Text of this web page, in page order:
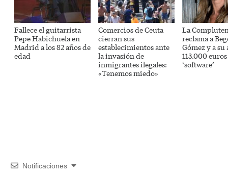
Fallece el guitarrista
Pepe Habichuela en
Madrid a los 82 años de
edad
Comercios de Ceuta
cierran sus
establecimientos ante
la invasión de
inmigrantes ilegales:
«Tenemos miedo»
La
reclama a
Gómez y a su
113.000
‘software’
Notificaciones